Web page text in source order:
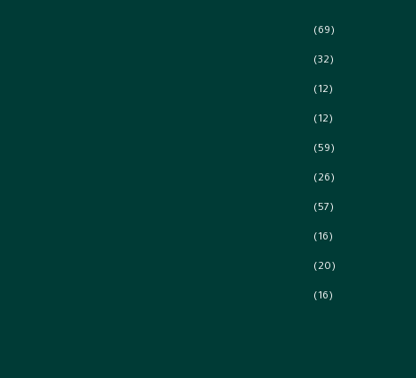
(69)
(32)
(12)
(12)
(59)
(26)
(57)
(16)
(20)
(16)